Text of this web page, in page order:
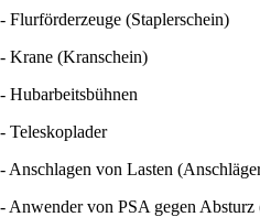
- Flurförderzeuge (Staplerschein)
- Krane (Kranschein)
- Hubarbeitsbühnen
- Teleskoplader
- Anschlagen von Lasten
- Anwender von PSA gegen